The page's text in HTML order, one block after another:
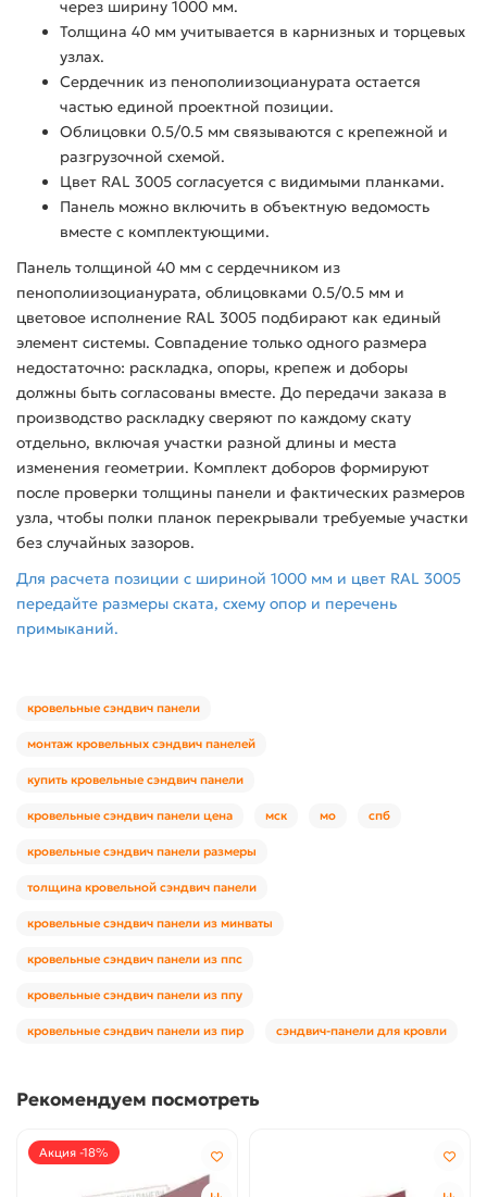
через ширину 1000 мм.
Толщина 40 мм учитывается в карнизных и торцевых
узлах.
Сердечник из пенополиизоцианурата остается
частью единой проектной позиции.
Облицовки 0.5/0.5 мм связываются с крепежной и
разгрузочной схемой.
Цвет RAL 3005 согласуется с видимыми планками.
Панель можно включить в объектную ведомость
вместе с комплектующими.
Панель толщиной 40 мм с сердечником из
пенополиизоцианурата, облицовками 0.5/0.5 мм и
цветовое исполнение RAL 3005 подбирают как единый
элемент системы. Совпадение только одного размера
недостаточно: раскладка, опоры, крепеж и доборы
должны быть согласованы вместе. До передачи заказа в
производство раскладку сверяют по каждому скату
отдельно, включая участки разной длины и места
изменения геометрии. Комплект доборов формируют
после проверки толщины панели и фактических размеров
узла, чтобы полки планок перекрывали требуемые участки
без случайных зазоров.
Для расчета позиции с шириной 1000 мм и цвет RAL 3005
передайте размеры ската, схему опор и перечень
примыканий.
кровельные сэндвич панели
монтаж кровельных сэндвич панелей
купить кровельные сэндвич панели
кровельные сэндвич панели цена мск мо спб
кровельные сэндвич панели размеры
толщина кровельной сэндвич панели
кровельные сэндвич панели из минваты
кровельные сэндвич панели из ппс
кровельные сэндвич панели из ппу
кровельные сэндвич панели из пир сэндвич-панели для кровли
Рекомендуем посмотреть
Акция -18%